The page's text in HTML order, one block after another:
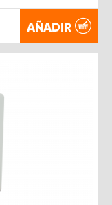
AÑADIR